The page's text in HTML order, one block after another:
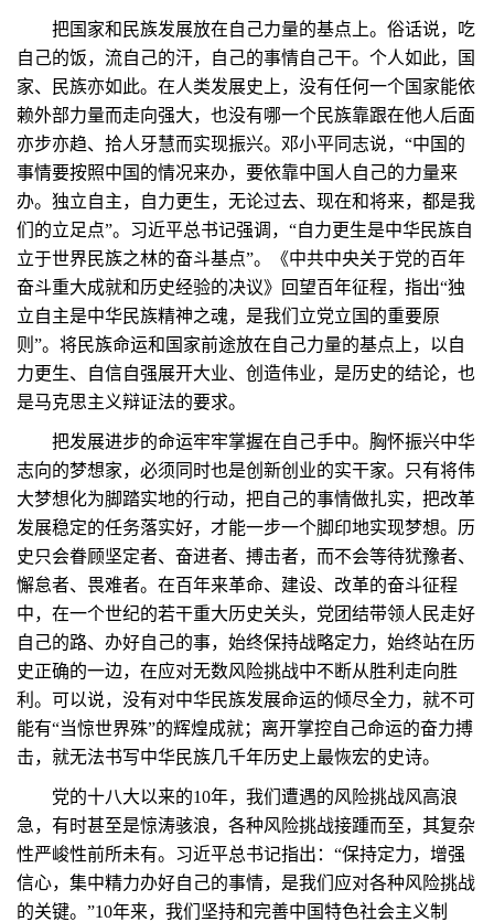
把国家和民族发展放在自己力量的基点上。俗话说，吃
自己的饭，流自己的汗，自己的事情自己干。个人如此，国
家、民族亦如此。在人类发展史上，没有任何一个国家能依
赖外部力量而走向强大，也没有哪一个民族靠跟在他人后面
亦步亦趋、拾人牙慧而实现振兴。邓小平同志说，“中国的
事情要按照中国的情况来办，要依靠中国人自己的力量来
办。独立自主，自力更生，无论过去、现在和将来，都是我
们的立足点”。习近平总书记强调，“自力更生是中华民族自
立于世界民族之林的奋斗基点”。《中共中央关于党的百年
奋斗重大成就和历史经验的决议》回望百年征程，指出“独
立自主是中华民族精神之魂，是我们立党立国的重要原
则”。将民族命运和国家前途放在自己力量的基点上，以自
力更生、自信自强展开大业、创造伟业，是历史的结论，也
是马克思主义辩证法的要求。
把发展进步的命运牢牢掌握在自己手中。胸怀振兴中华
志向的梦想家，必须同时也是创新创业的实干家。只有将伟
大梦想化为脚踏实地的行动，把自己的事情做扎实，把改革
发展稳定的任务落实好，才能一步一个脚印地实现梦想。历
史只会眷顾坚定者、奋进者、搏击者，而不会等待犹豫者、
懈怠者、畏难者。在百年来革命、建设、改革的奋斗征程
中，在一个世纪的若干重大历史关头，党团结带领人民走好
自己的路、办好自己的事，始终保持战略定力，始终站在历
史正确的一边，在应对无数风险挑战中不断从胜利走向胜
利。可以说，没有对中华民族发展命运的倾尽全力，就不可
能有“当惊世界殊”的辉煌成就；离开掌控自己命运的奋力搏
击，就无法书写中华民族几千年历史上最恢宏的史诗。
党的十八大以来的10年，我们遭遇的风险挑战风高浪
急，有时甚至是惊涛骇浪，各种风险挑战接踵而至，其复杂
性严峻性前所未有。习近平总书记指出：“保持定力，增强
信心，集中精力办好自己的事情，是我们应对各种风险挑战
的关键。”10年来，我们坚持和完善中国特色社会主义制